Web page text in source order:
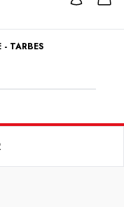
- TARBES